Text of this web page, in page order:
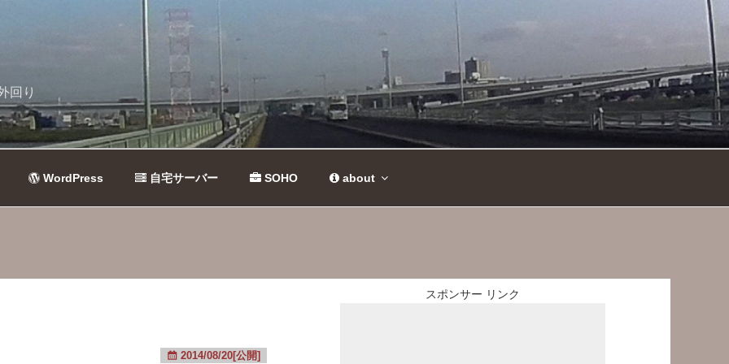
回り
WordPress 自宅サーバー SOHO about
2014/08/20[公開]
スポンサー リンク